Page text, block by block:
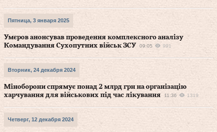
Пятница, 3 января 2025
Умєров анонсував проведення комплексного аналізу
Командування Сухопутних військ ЗСУ
09:05 991
Вторник, 24 декабря 2024
Міноборони спрямує понад 2 млрд грн на організацію
харчування для військових під час лікування
11:36 1319
Четверг, 12 декабря 2024